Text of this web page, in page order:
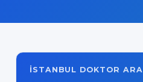
İSTANBUL DOKTOR ARA